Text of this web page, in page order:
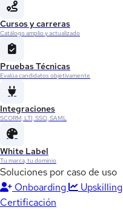
Cursos y carreras
Catálogo amplio y actualizado
Pruebas Técnicas
Evalúa candidatos objetivamente
Integraciones
SCORM, LTI, SSO, SAML
White Label
Tu marca, tu dominio
Soluciones por caso de uso
Onboarding
Upskilling
Certificación